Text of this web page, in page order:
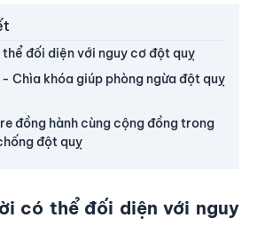
đối diện với nguy cơ đột quỵ
Chìa khóa giúp phòng ngừa đột quỵ
đồng hành cùng cộng đồng trong
đột quỵ
có thể đối diện với nguy